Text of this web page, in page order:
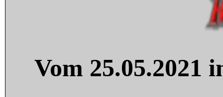
Vom 25.05.2021